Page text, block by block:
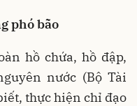
phó bão
hồ chứa, hồ đập,
nước (Bộ Tài
thực hiện chỉ đạo